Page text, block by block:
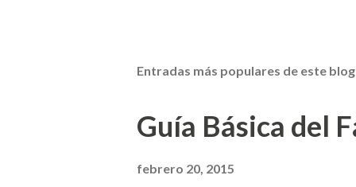
Entradas más populares de este blog
Guía Básica del
febrero 20, 2015